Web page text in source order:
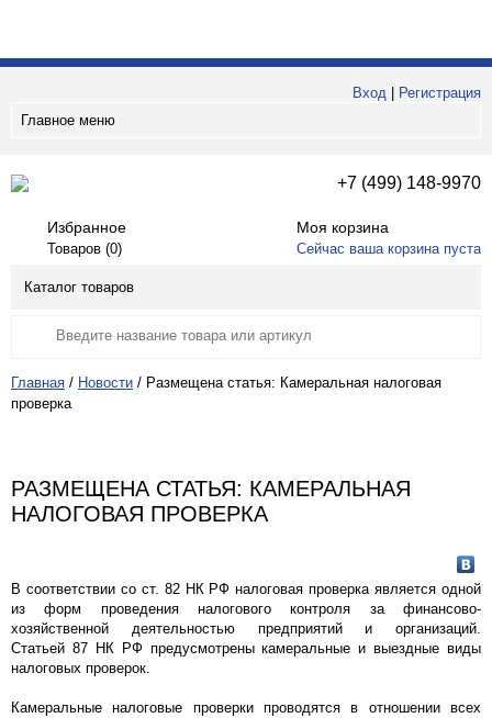
Вход
Регистрация
Главное меню
+7 (499) 148-9970
Избранное
Товаров (0)
Моя корзина
Сейчас ваша корзина пуста
Каталог товаров
Главная / Новости / Размещена статья: Камеральная налоговая
проверка
РАЗМЕЩЕНА СТАТЬЯ: КАМЕРАЛЬНАЯ
НАЛОГОВАЯ ПРОВЕРКА
В соответствии со ст. 82 НК РФ налоговая проверка является одной
из форм проведения налогового контроля за финансово-
хозяйственной деятельностью предприятий и организаций.
Статьей 87 НК РФ предусмотрены камеральные и выездные виды
налоговых проверок.
Камеральные налоговые проверки проводятся в отношении всех